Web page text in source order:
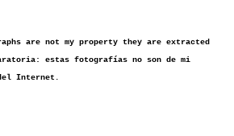
are not my property they are extracted
estas fotografías no son de mi
Internet .